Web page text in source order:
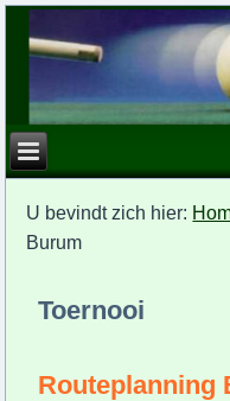
U bevindt zich hier:
Burum
Toernooi
Routeplanning